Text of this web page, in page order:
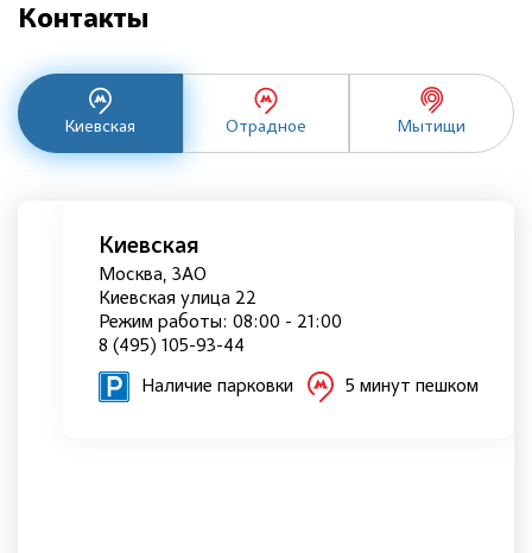
Контакты
Киевская Отрадное Мытищи
Киевская
Москва, ЗАО
Киевская улица 22
Режим работы: 08:00 - 21:00
8 (495) 105-93-44
Наличие парковки 5 минут пешком